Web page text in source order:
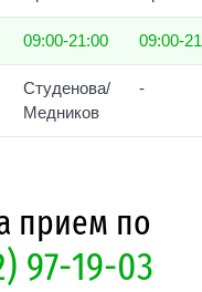
09:00-21:00 09:00-
Студенова/
Медников
-
прием по
97-19-03